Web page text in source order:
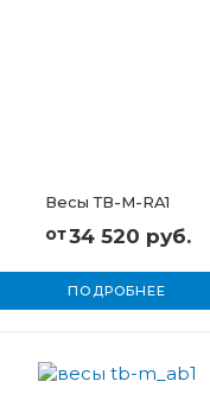
Весы ТВ-M-RA1
от34 520 руб.
ПОДРОБНЕЕ